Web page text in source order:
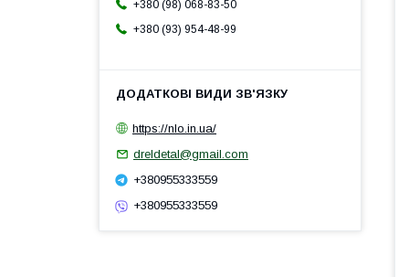
+380 (98) 068-83-50
+380 (93) 954-48-99
https://nlo.in.ua/
dreldetal@gmail.com
+380955333559
+380955333559